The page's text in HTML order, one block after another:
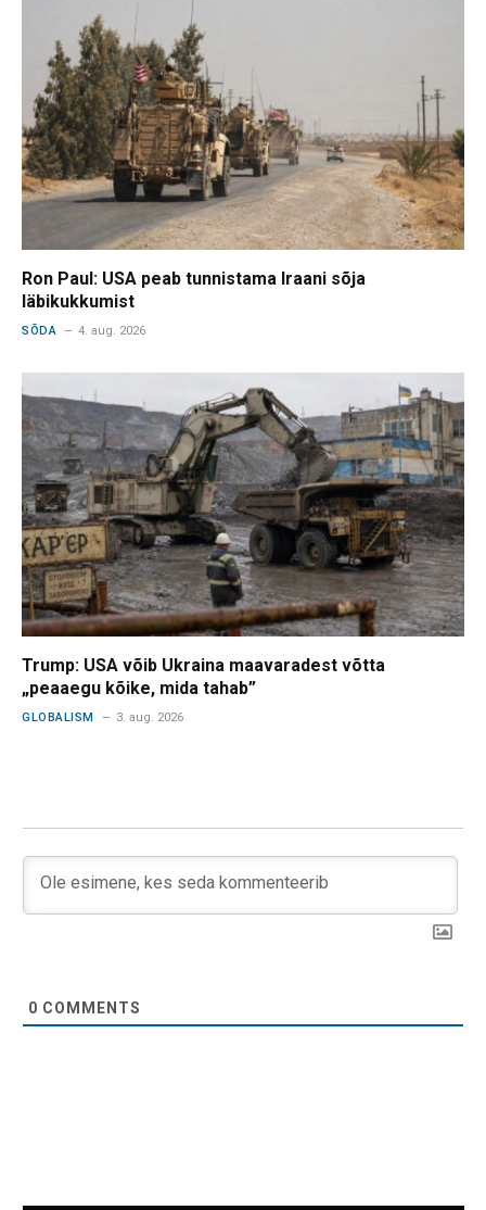
Ron Paul: USA peab tunnistama Iraani sõja
läbikukkumist
SÕDA 4. aug. 2026
Trump: USA võib Ukraina maavaradest võtta
„peaaegu kõike, mida tahab”
GLOBALISM 3. aug. 2026
0 COMMENTS